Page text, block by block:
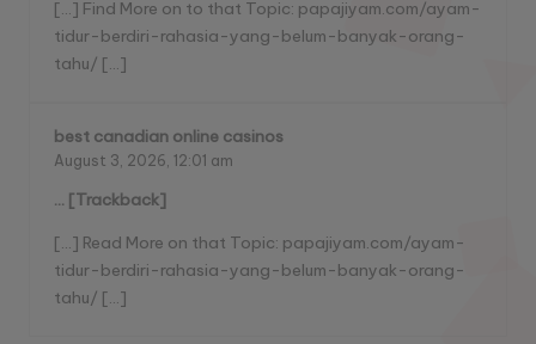
[…] Find More on to that Topic: papajiyam.com/ayam-
tidur-berdiri-rahasia-yang-belum-banyak-orang-
tahu/ […]
best canadian online casinos
August 3, 2026, 12:01 am
… [Trackback]
[…] Read More on that Topic: papajiyam.com/ayam-
tidur-berdiri-rahasia-yang-belum-banyak-orang-
tahu/ […]